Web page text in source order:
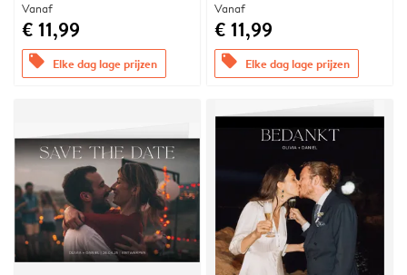
Vanaf
€ 11,99
offers Elke dag lage prijzen
Vanaf
€ 11,99
offers Elke dag lage prijzen